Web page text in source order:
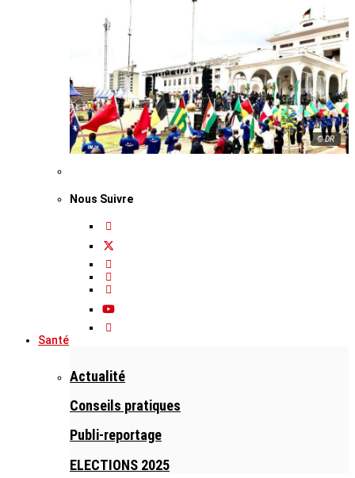
© DR
Nous Suivre
Santé
Actualité
Conseils pratiques
Publi-reportage
ELECTIONS 2025